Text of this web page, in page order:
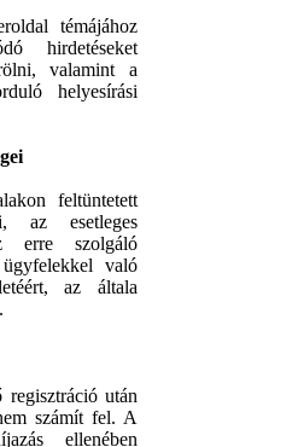
témájához
hirdetéseket
valamint a
helyesírási
feltüntetett
az esetleges
erre szolgáló
való
az általa
regisztráció után
számít fel. A
ellenében